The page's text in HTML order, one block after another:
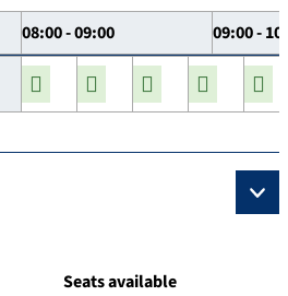
08:00 - 09:00 09:00 -
Seats available